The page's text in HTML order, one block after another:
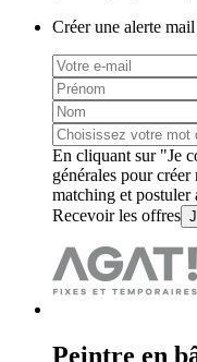
Créer une alerte mail
En cliquant sur "Je
générales pour créer
matching et postuler
Recevoir les offres
Peintre en